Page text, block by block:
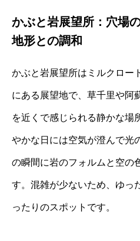
かぶと岩展望所：穴場
地形との調和
かぶと岩展望所はミルクロー
にある展望地で、草千里や阿
を近くで感じられる静かな場
やかな日には空気が澄んで光
の瞬間に岩のフォルムと空の
す。混雑が少ないため、ゆっ
ったりのスポットです。